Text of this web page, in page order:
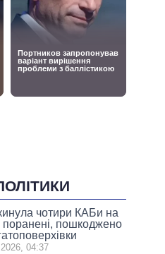
чотири КАБи на
пошкоджено
04:37